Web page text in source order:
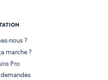
nous ?
marche ?
Pro